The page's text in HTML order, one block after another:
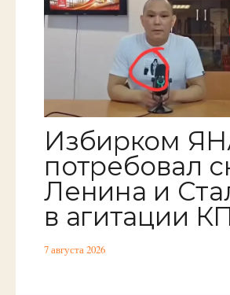
Избирком
потребовал
Ленина и
в агитации
7 августа 2026